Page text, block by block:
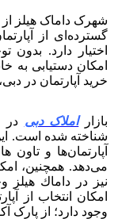
شهرک داماک هیلز از
گسترده‌ای از
اختیار دارد. بدون
امکان دستیابی به
خرید آپارتمان در
بازاراملاک دبی در
شناخته شده است.
آپارتمان‌ها و تاون
می‌دهد. همچنین،
نیز در داماك هيلز
وجود دارد؛ از پارک